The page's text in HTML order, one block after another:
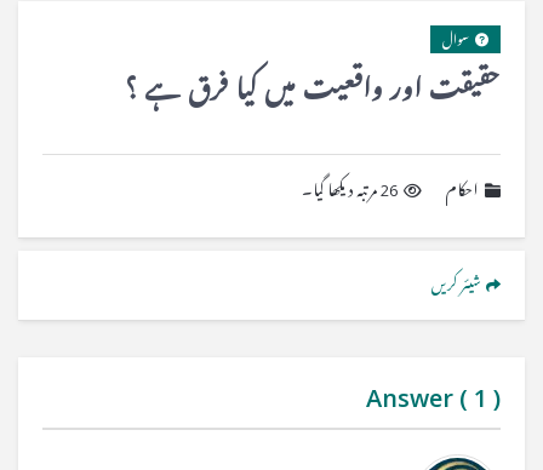
حقیقت اور واقعیت میں کیا فرق ہے ؟
سوال
احکام 26 مرتبہ دیکھا گیا۔
شیئر کریں
Answer ( 1 )